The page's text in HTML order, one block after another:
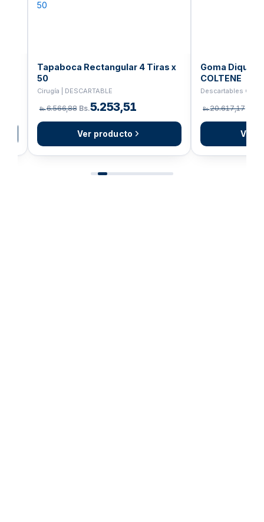
Tapaboca Rectangular 4 Tiras x
50
Cirugía | DESCARTABLE
Bs.6.566,88 Bs.5.253,51
Ver producto
Goma Dique
COLTENE
Descartables
Bs.20.617,17
Ver